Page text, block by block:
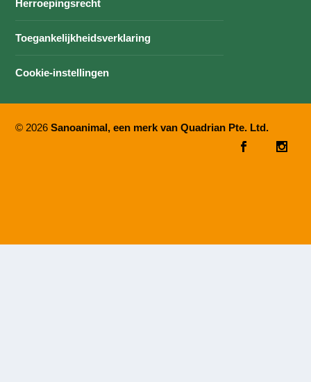
Herroepingsrecht
Toegankelijkheidsverklaring
Cookie-instellingen
© 2026Sanoanimal, een merk van Quadrian Pte. Ltd.